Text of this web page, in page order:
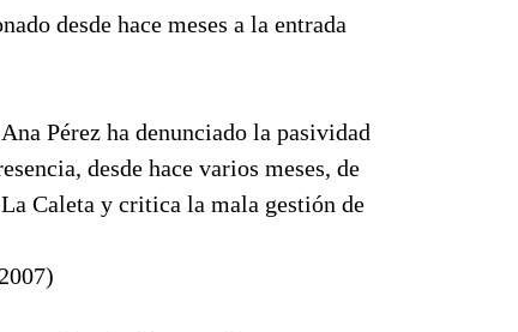
desde hace meses a la entrada
Pérez ha denunciado la pasividad
desde hace varios meses, de
Caleta y critica la mala gestión de